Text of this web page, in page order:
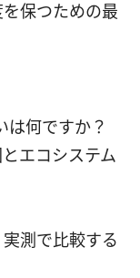
保つための最
何ですか？
エコシステム
測で比較する